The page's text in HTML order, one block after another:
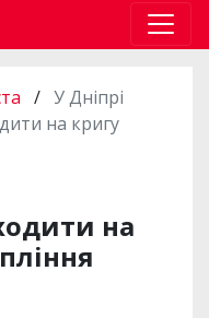
/ У Дніпрі
на кригу
на